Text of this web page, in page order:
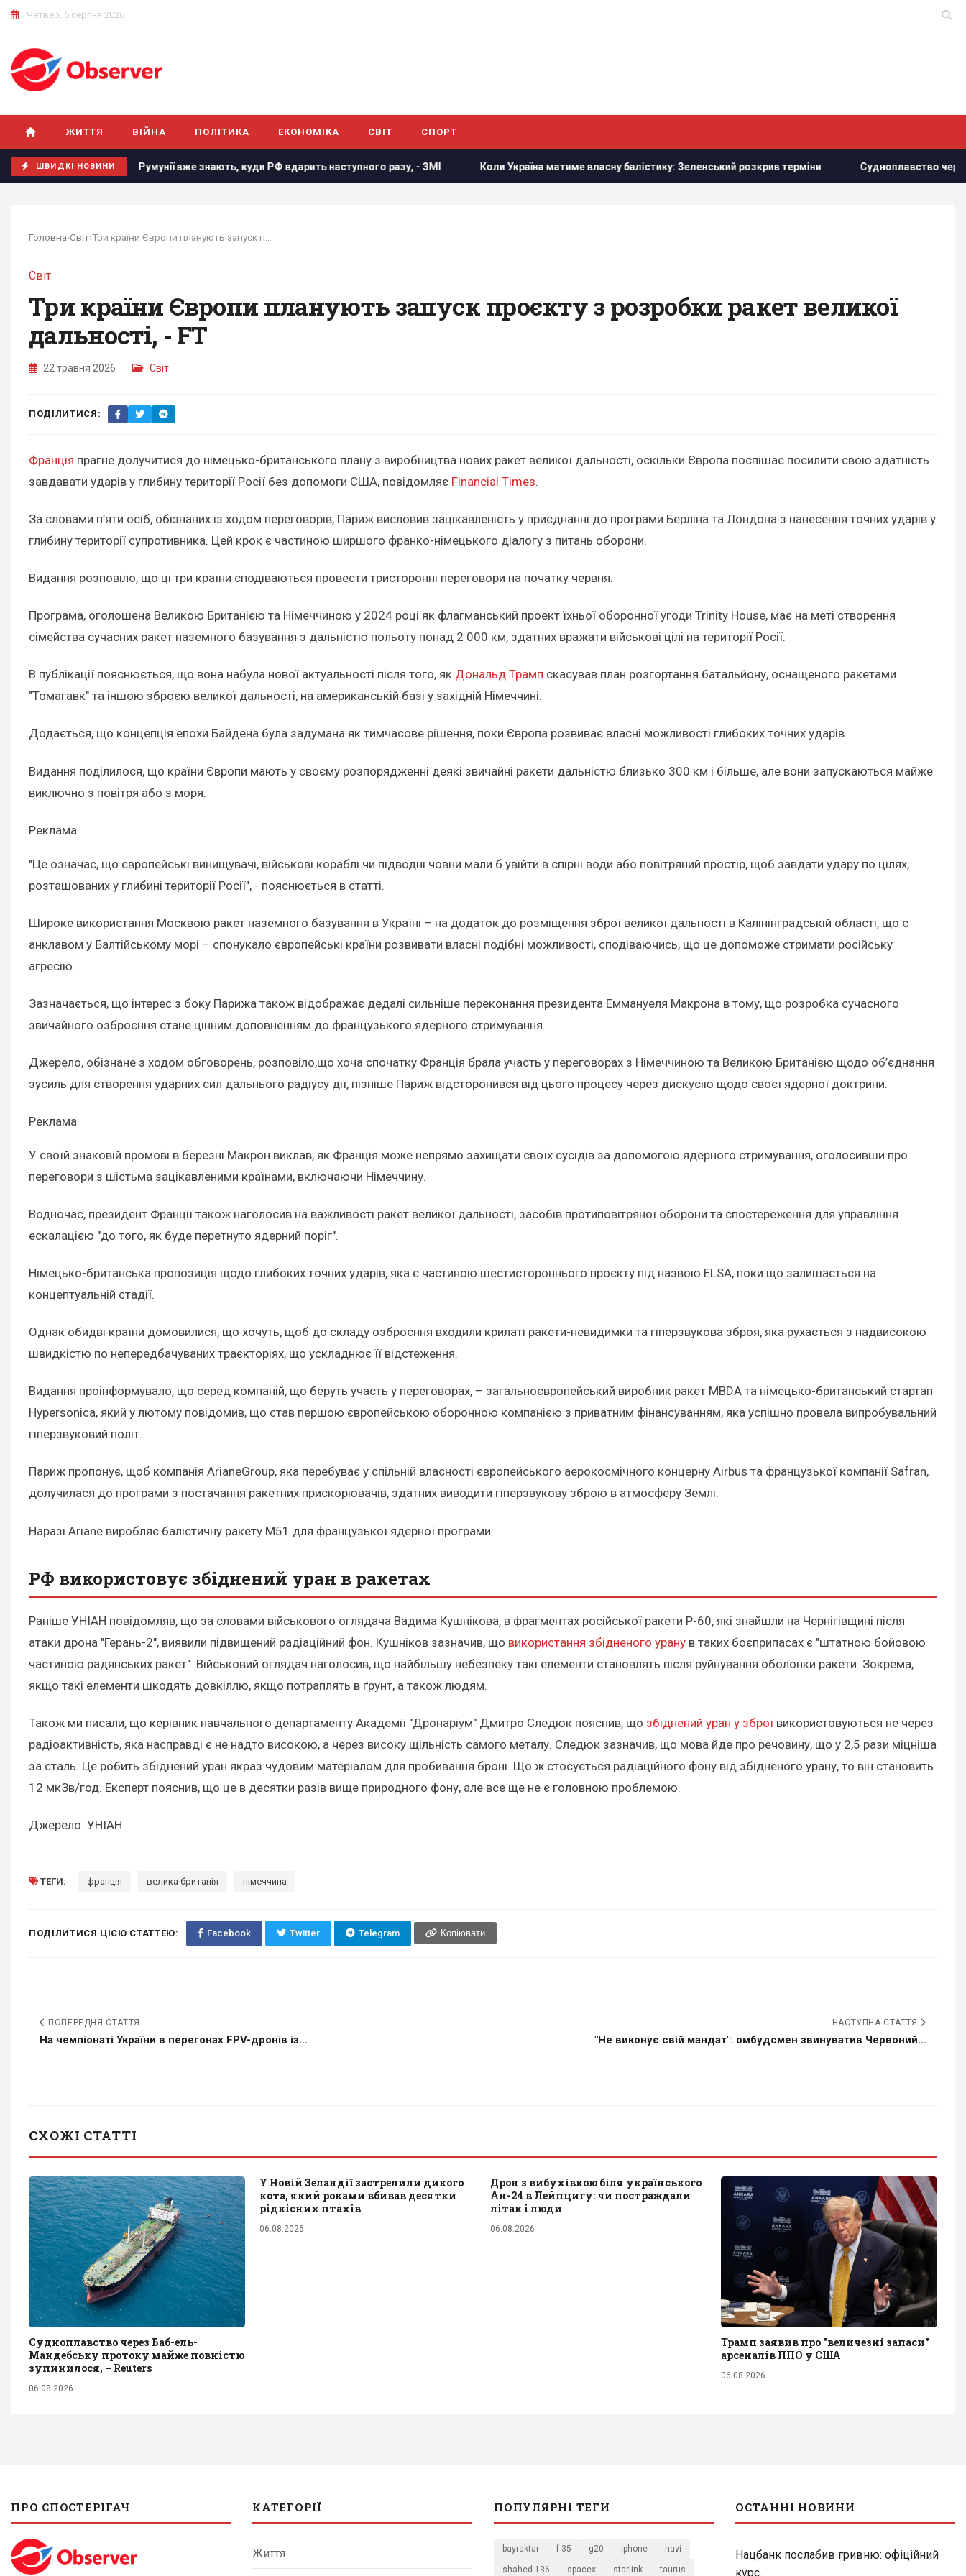
Четвер, 6 серпня 2026
ЖИТТЯ ВІЙНА ПОЛІТИКА ЕКОНОМІКА СВІТ СПОРТ
ШВИДКІ НОВИНИ
В Румунії вже знають, куди РФ вдарить наступного разу, - ЗМІ Коли Україна матиме власну балістику: Зеленський розкрив терміни Судноплавство через Баб-ель-
Головна›Світ›
Світ
Три країни Європи планують запуск проєкту з розробки ракет великої
дальності, - FT
22 травня 2026 Світ
ПОДІЛИТИСЯ:
Франція прагне долучитися до німецько-британського плану з виробництва нових ракет великої дальності, оскільки Європа поспішає посилити свою здатність
завдавати ударів у глибину території Росії без допомоги США, повідомляє Financial Times.
За словами п’яти осіб, обізнаних із ходом переговорів, Париж висловив зацікавленість у приєднанні до програми Берліна та Лондона з нанесення точних ударів у
глибину території супротивника. Цей крок є частиною ширшого франко-німецького діалогу з питань оборони.
Видання розповіло, що ці три країни сподіваються провести тристоронні переговори на початку червня.
Програма, оголошена Великою Британією та Німеччиною у 2024 році як флагманський проект їхньої оборонної угоди Trinity House, має на меті створення
сімейства сучасних ракет наземного базування з дальністю польоту понад 2 000 км, здатних вражати військові цілі на території Росії.
В публікації пояснюється, що вона набула нової актуальності після того, як Дональд Трамп скасував план розгортання батальйону, оснащеного ракетами
"Томагавк" та іншою зброєю великої дальності, на американській базі у західній Німеччині.
Додається, що концепція епохи Байдена була задумана як тимчасове рішення, поки Європа розвиває власні можливості глибоких точних ударів.
Видання поділилося, що країни Європи мають у своєму розпорядженні деякі звичайні ракети дальністю близько 300 км і більше, але вони запускаються майже
виключно з повітря або з моря.
Реклама
"Це означає, що європейські винищувачі, військові кораблі чи підводні човни мали б увійти в спірні води або повітряний простір, щоб завдати удару по цілях,
розташованих у глибині території Росії", - пояснюється в статті.
Широке використання Москвою ракет наземного базування в Україні – на додаток до розміщення зброї великої дальності в Калінінградській області, що є
анклавом у Балтійському морі – спонукало європейські країни розвивати власні подібні можливості, сподіваючись, що це допоможе стримати російську
агресію.
Зазначається, що інтерес з боку Парижа також відображає дедалі сильніше переконання президента Еммануеля Макрона в тому, що розробка сучасного
звичайного озброєння стане цінним доповненням до французького ядерного стримування.
Джерело, обізнане з ходом обговорень, розповіло,що хоча спочатку Франція брала участь у переговорах з Німеччиною та Великою Британією щодо об’єднання
зусиль для створення ударних сил дальнього радіусу дії, пізніше Париж відсторонився від цього процесу через дискусію щодо своєї ядерної доктрини.
Реклама
У своїй знаковій промові в березні Макрон виклав, як Франція може непрямо захищати своїх сусідів за допомогою ядерного стримування, оголосивши про
переговори з шістьма зацікавленими країнами, включаючи Німеччину.
Водночас, президент Франції також наголосив на важливості ракет великої дальності, засобів протиповітряної оборони та спостереження для управління
ескалацією "до того, як буде перетнуто ядерний поріг".
Німецько-британська пропозиція щодо глибоких точних ударів, яка є частиною шестистороннього проєкту під назвою ELSA, поки що залишається на
концептуальній стадії.
Однак обидві країни домовилися, що хочуть, щоб до складу озброєння входили крилаті ракети-невидимки та гіперзвукова зброя, яка рухається з надвисокою
швидкістю по непередбачуваних траєкторіях, що ускладнює її відстеження.
Видання проінформувало, що серед компаній, що беруть участь у переговорах, – загальноєвропейський виробник ракет MBDA та німецько-британський стартап
Hypersonica, який у лютому повідомив, що став першою європейською оборонною компанією з приватним фінансуванням, яка успішно провела випробувальний
гіперзвуковий політ.
Париж пропонує, щоб компанія ArianeGroup, яка перебуває у спільній власності європейського аерокосмічного концерну Airbus та французької компанії Safran,
долучилася до програми з постачання ракетних прискорювачів, здатних виводити гіперзвукову зброю в атмосферу Землі.
Наразі Ariane виробляє балістичну ракету M51 для французької ядерної програми.
РФ використовує збіднений уран в ракетах
Раніше УНІАН повідомляв, що за словами військового оглядача Вадима Кушнікова, в фрагментах російської ракети Р-60, які знайшли на Чернігівщині після
атаки дрона "Герань-2", виявили підвищений радіаційний фон. Кушніков зазначив, що використання збідненого урану в таких боєприпасах є "штатною бойовою
частиною радянських ракет". Військовий оглядач наголосив, що найбільшу небезпеку такі елементи становлять після руйнування оболонки ракети. Зокрема,
якщо такі елементи шкодять довкіллю, якщо потраплять в ґрунт, а також людям.
Також ми писали, що керівник навчального департаменту Академії "Дронаріум" Дмитро Следюк пояснив, що збіднений уран у зброї використовуються не через
радіоактивність, яка насправді є не надто високою, а через високу щільність самого металу. Следюк зазначив, що мова йде про речовину, що у 2,5 рази міцніша
за сталь. Це робить збіднений уран якраз чудовим матеріалом для пробивання броні. Що ж стосується радіаційного фону від збідненого урану, то він становить
12 мкЗв/год. Експерт пояснив, що це в десятки разів вище природного фону, але все ще не є головною проблемою.
Джерело: УНІАН
ТЕГИ: франція велика британія німеччина
ПОДІЛИТИСЯ ЦІЄЮ СТАТТЕЮ: Facebook Twitter Telegram Копіювати
ПОПЕРЕДНЯ СТАТТЯ
На чемпіонаті України в перегонах FPV-дронів із...
НАСТУПНА СТАТТЯ
"Не виконує свій мандат": омбудсмен звинуватив Червоний...
СХОЖІ СТАТТІ
Судноплавство через Баб-ель-
Мандебську протоку майже повністю
зупинилося, – Reuters
06.08.2026
У Новій Зеландії застрелили дикого
кота, який роками вбивав десятки
рідкісних птахів
06.08.2026
Дрон з вибухівкою біля українського
Ан-24 в Лейпцигу: чи постраждали
літак і люди
06.08.2026
Трамп заявив про "величезні запаси"
арсеналів ППО у США
06.08.2026
ПРО СПОСТЕРІГАЧ КАТЕГОРІЇ
Життя
ПОПУЛЯРНІ ТЕГИ
bayraktar f-35 g20 iphone navi
shahed-136 spacex starlink taurus
ОСТАННІ НОВИНИ
Нацбанк послабив гривню: офіційний
курс...